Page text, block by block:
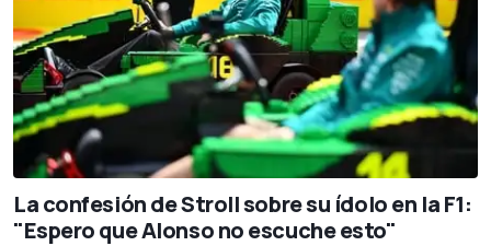
La confesión de Stroll sobre su ídolo en la F1:
"Espero que Alonso no escuche esto"